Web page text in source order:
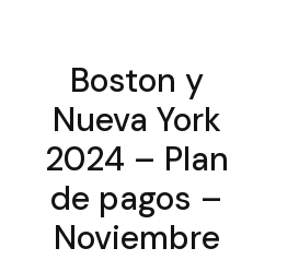
Boston y
Nueva York
2024 – Plan
de pagos –
Noviembre